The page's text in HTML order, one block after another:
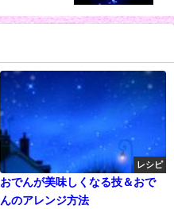
レシピ
おでんが美味しくなる技＆おで
んのアレンジ方法